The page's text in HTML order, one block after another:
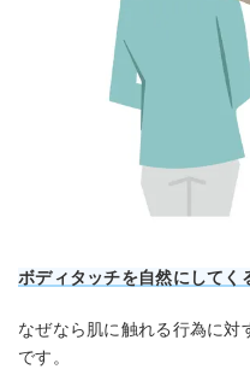
ボディタッチを自然にしてく
なぜなら肌に触れる行為に対
です。